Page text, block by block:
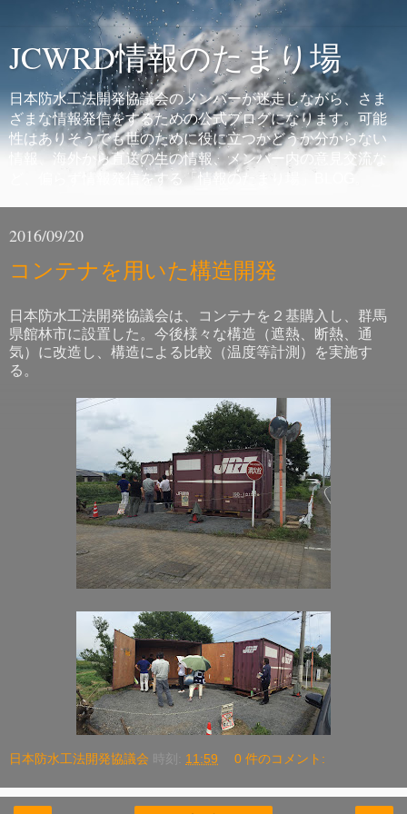
JCWRD情報のたまり場
日本防水工法開発協議会のメンバーが迷走しながら、さま
ざまな情報発信をするための公式ブログになります。可能
性はありそうでも世のために役に立つかどうか分からない
情報、海外から直送の生の情報、メンバー内の意見交流な
ど、偏らず情報発信をする「情報のたまり場」BLOG。
2016/09/20
コンテナを用いた構造開発
日本防水工法開発協議会は、コンテナを２基購入し、群馬
県館林市に設置した。今後様々な構造（遮熱、断熱、通
気）に改造し、構造による比較（温度等計測）を実施す
る。
日本防水工法開発協議会 時刻: 11:59 0 件のコメント: